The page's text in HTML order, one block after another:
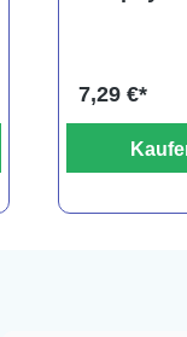
7,29 €*